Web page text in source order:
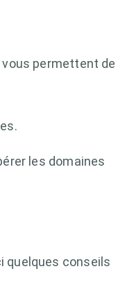
vous permettent de
les domaines
quelques conseils